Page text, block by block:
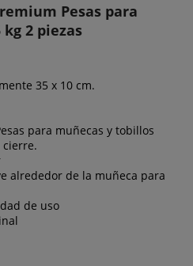
Pesas para
2 piezas
35 x 10 cm.
para muñecas y tobillos
cierre.
alrededor de la muñeca para
de uso